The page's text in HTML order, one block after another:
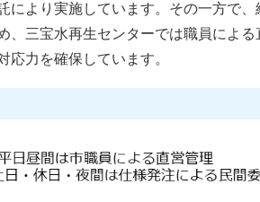
により実施しています。その一方で、
、三宝水再生センターでは職員による
力を確保しています。